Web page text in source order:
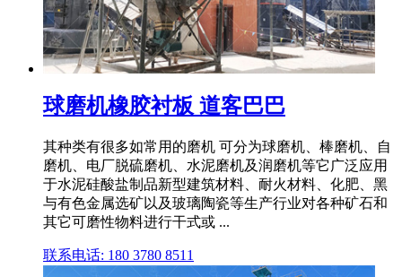
球磨机橡胶衬板 道客巴巴
其种类有很多如常用的磨机 可分为球磨机、棒磨机、自
磨机、电厂脱硫磨机、水泥磨机及润磨机等它广泛应用
于水泥硅酸盐制品新型建筑材料、耐火材料、化肥、黑
与有色金属选矿以及玻璃陶瓷等生产行业对各种矿石和
其它可磨性物料进行干式或 ...
联系电话: 180 3780 8511